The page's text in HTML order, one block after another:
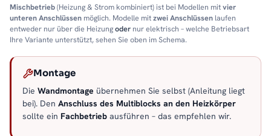
Mischbetrieb(Heizung & Strom kombiniert) ist bei Modellen mitvier
unteren Anschlüssen möglich. Modelle mitzwei Anschlüssen laufen
entweder nur über die Heizungoder nur elektrisch – welche Betriebsart
Ihre Variante unterstützt, sehen Sie oben im Schema.
Montage
Die Wandmontage übernehmen Sie selbst (Anleitung liegt
bei). Den Anschluss des Multiblocks an den Heizkörper
sollte ein Fachbetrieb ausführen – das empfehlen wir.